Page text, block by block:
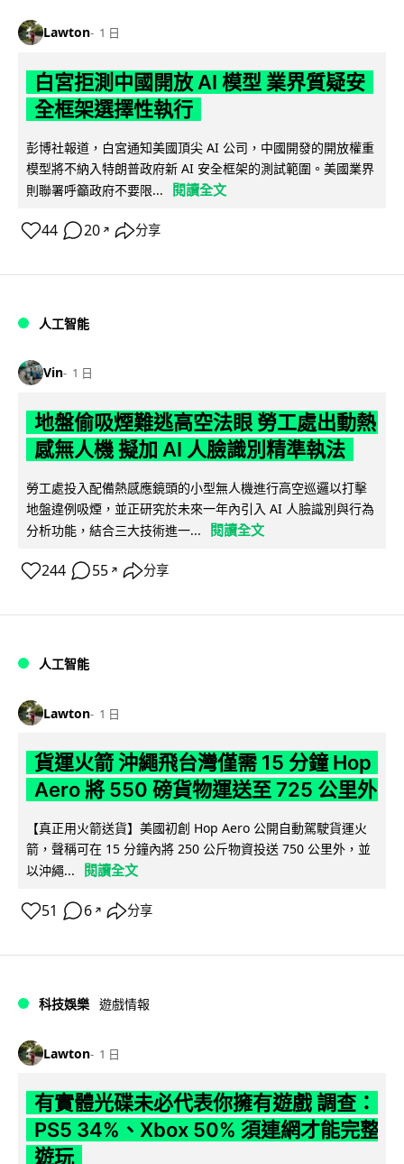
Lawton 1 日
白宮拒測中國開放 AI 模型 業界質疑安
全框架選擇性執行
彭博社報道，白宮通知美國頂尖 AI 公司，中國開發的開放權重
模型將不納入特朗普政府新 AI 安全框架的測試範圍。美國業界
則聯署呼籲政府不要限...
閱讀全文
44 20 ↗ 分享
人工智能
Vin 1 日
地盤偷吸煙難逃高空法眼 勞工處出動熱
感無人機 擬加 AI 人臉識別精準執法
勞工處投入配備熱感應鏡頭的小型無人機進行高空巡邏以打擊
地盤違例吸煙，並正研究於未來一年內引入 AI 人臉識別與行為
分析功能，結合三大技術進一...
閱讀全文
244 55 ↗ 分享
人工智能
Lawton 1 日
貨運火箭 沖繩飛台灣僅需 15 分鐘 Hop
Aero 將 550 磅貨物運送至 725 公里外
【真正用火箭送貨】美國初創 Hop Aero 公開自動駕駛貨運火
箭，聲稱可在 15 分鐘內將 250 公斤物資投送 750 公里外，並
以沖繩...
閱讀全文
51 6 ↗ 分享
科技娛樂 遊戲情報
Lawton 1 日
有實體光碟未必代表你擁有遊戲 調查：
PS5 34%、Xbox 50% 須連網才能完整
遊玩